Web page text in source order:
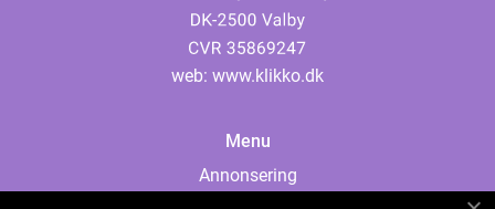
web: www.klikko.dk
Menu
Annonsering